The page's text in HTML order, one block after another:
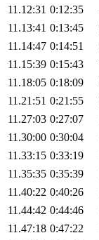
11.12:31 0:12:35
11.13:41 0:13:45
11.14:47 0:14:51
11.15:39 0:15:43
11.18:05 0:18:09
11.21:51 0:21:55
11.27:03 0:27:07
11.30:00 0:30:04
11.33:15 0:33:19
11.35:35 0:35:39
11.40:22 0:40:26
11.44:42 0:44:46
11.47:18 0:47:22